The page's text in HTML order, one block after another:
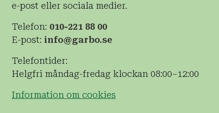
e-post eller sociala medier.
Telefon: 010-221 88 00
E-post: info@garbo.se
Telefontider:
Helgfri måndag-fredag klockan 08:00–12:00
Information om cookies